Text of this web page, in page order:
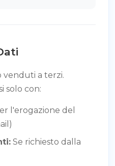
venduti a terzi.
solo con:
l'erogazione del
Se richiesto dalla